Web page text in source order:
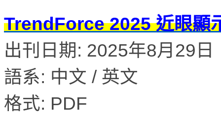
TrendForce 2025 近眼顯
出刊日期: 2025年8月29日
語系: 中文 / 英文
格式: PDF